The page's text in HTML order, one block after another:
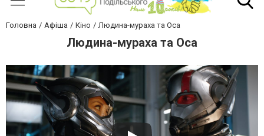
Головна Афіша Кіно Людина-мураха та Оса
Людина-мураха та Оса